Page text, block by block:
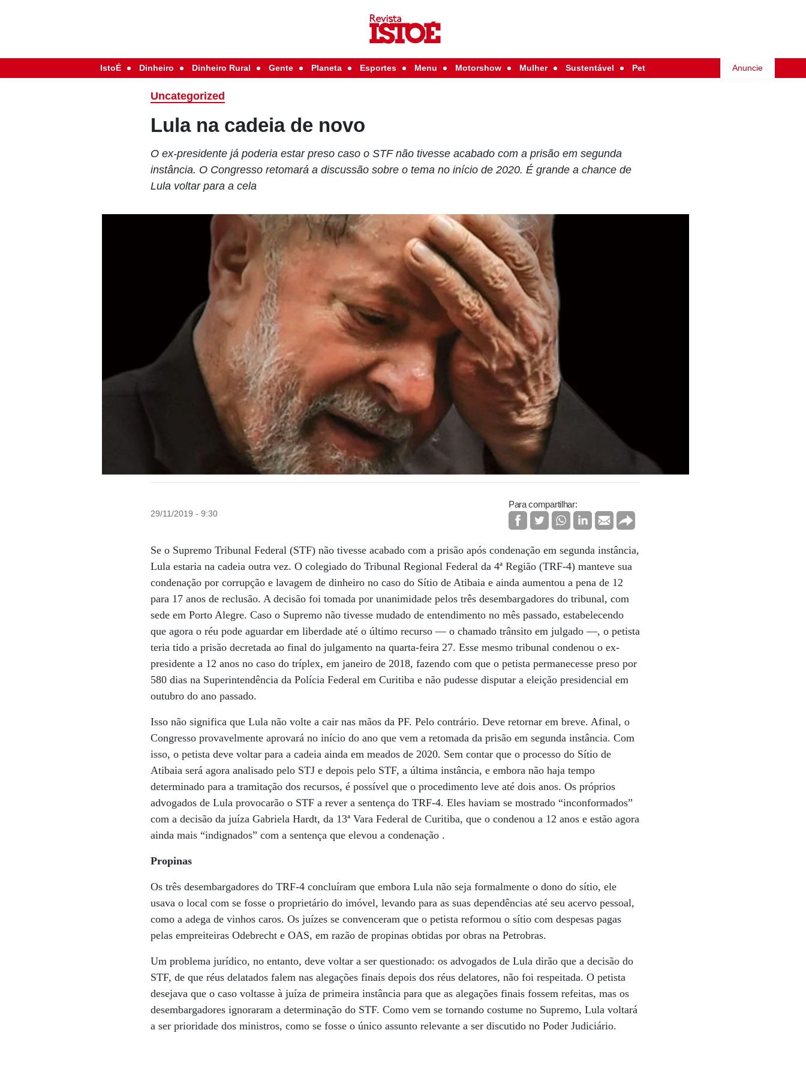
IstoÉ Dinheiro Dinheiro Rural Gente Planeta Esportes Menu Motorshow Mulher Sustentável Pet Anuncie
Uncategorized
Lula na cadeia de novo
O ex-presidente já poderia estar preso caso o STF não tivesse acabado com a prisão em segunda
instância. O Congresso retomará a discussão sobre o tema no início de 2020. É grande a chance de
Lula voltar para a cela
29/11/2019 - 9:30
Para compartilhar:
Se o Supremo Tribunal Federal (STF) não tivesse acabado com a prisão após condenação em segunda instância,
Lula estaria na cadeia outra vez. O colegiado do Tribunal Regional Federal da 4ª Região (TRF-4) manteve sua
condenação por corrupção e lavagem de dinheiro no caso do Sítio de Atibaia e ainda aumentou a pena de 12
para 17 anos de reclusão. A decisão foi tomada por unanimidade pelos três desembargadores do tribunal, com
sede em Porto Alegre. Caso o Supremo não tivesse mudado de entendimento no mês passado, estabelecendo
que agora o réu pode aguardar em liberdade até o último recurso — o chamado trânsito em julgado —, o petista
teria tido a prisão decretada ao final do julgamento na quarta-feira 27. Esse mesmo tribunal condenou o ex-
presidente a 12 anos no caso do tríplex, em janeiro de 2018, fazendo com que o petista permanecesse preso por
580 dias na Superintendência da Polícia Federal em Curitiba e não pudesse disputar a eleição presidencial em
outubro do ano passado.
Isso não significa que Lula não volte a cair nas mãos da PF. Pelo contrário. Deve retornar em breve. Afinal, o
Congresso provavelmente aprovará no início do ano que vem a retomada da prisão em segunda instância. Com
isso, o petista deve voltar para a cadeia ainda em meados de 2020. Sem contar que o processo do Sítio de
Atibaia será agora analisado pelo STJ e depois pelo STF, a última instância, e embora não haja tempo
determinado para a tramitação dos recursos, é possível que o procedimento leve até dois anos. Os próprios
advogados de Lula provocarão o STF a rever a sentença do TRF-4. Eles haviam se mostrado “inconformados”
com a decisão da juíza Gabriela Hardt, da 13ª Vara Federal de Curitiba, que o condenou a 12 anos e estão agora
ainda mais “indignados” com a sentença que elevou a condenação .
Propinas
Os três desembargadores do TRF-4 concluíram que embora Lula não seja formalmente o dono do sítio, ele
usava o local com se fosse o proprietário do imóvel, levando para as suas dependências até seu acervo pessoal,
como a adega de vinhos caros. Os juízes se convenceram que o petista reformou o sítio com despesas pagas
pelas empreiteiras Odebrecht e OAS, em razão de propinas obtidas por obras na Petrobras.
Um problema jurídico, no entanto, deve voltar a ser questionado: os advogados de Lula dirão que a decisão do
STF, de que réus delatados falem nas alegações finais depois dos réus delatores, não foi respeitada. O petista
desejava que o caso voltasse à juíza de primeira instância para que as alegações finais fossem refeitas, mas os
desembargadores ignoraram a determinação do STF. Como vem se tornando costume no Supremo, Lula voltará
a ser prioridade dos ministros, como se fosse o único assunto relevante a ser discutido no Poder Judiciário.